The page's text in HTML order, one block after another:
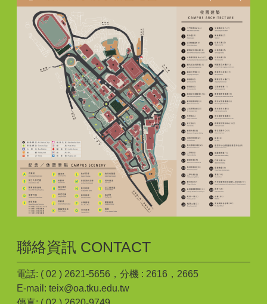
聯絡資訊 CONTACT
電話: ( 02 ) 2621-5656，分機 : 2616，2665
E-mail: teix@oa.tku.edu.tw